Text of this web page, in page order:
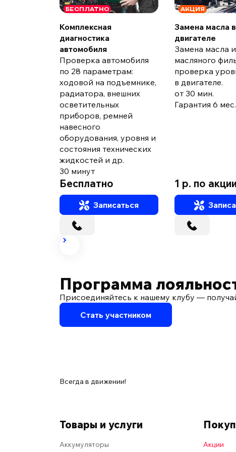
БЕСПЛАТНО
Комплексная
диагностика
автомобиля
Проверка автомобиля
по 28 параметрам:
ходовой на подъемнике,
радиатора, внешних
осветительных
приборов, ремней
навесного
оборудования, уровня и
состояния технических
жидкостей и др.
30 минут
Бесплатно
Записаться
АКЦИЯ
Замена масла в
двигателе
Замена масла
масляного
проверка
в двигателе.
от 30 мин.
Гарантия 6
1 р. по акции
Программа
Присоединяйтесь к нашему клубу —
Стать участником
Всегда в движении!
Товары и услуги
Аккумуляторы Акции